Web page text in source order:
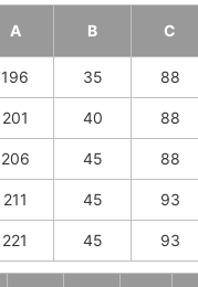
A B C
196 35 88
201 40 88
206 45 88
211 45 93
221 45 93